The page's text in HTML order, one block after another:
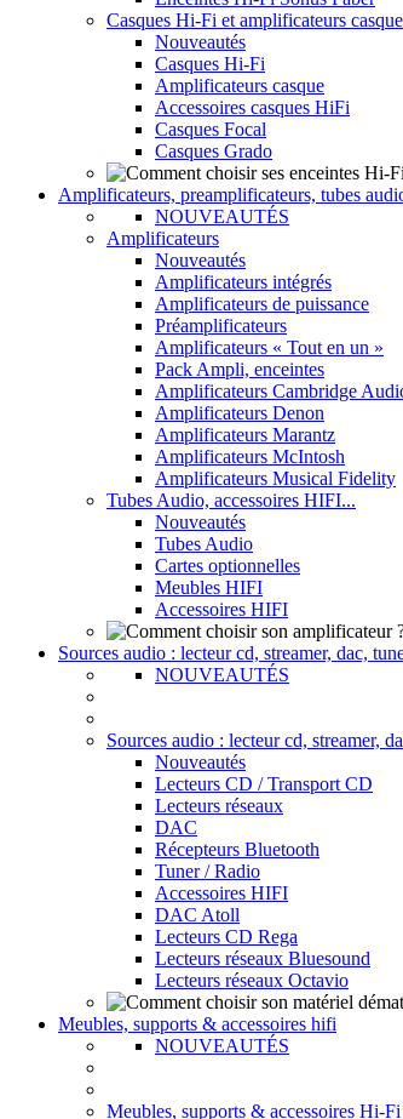
Casques Hi-Fi et amplificateurs casque
Nouveautés
Casques Hi-Fi
Amplificateurs casque
Accessoires casques HiFi
Casques Focal
Casques Grado
Amplificateurs, preamplificateurs, tubes
NOUVEAUTÉS
Amplificateurs
Nouveautés
Amplificateurs intégrés
Amplificateurs de puissance
Préamplificateurs
Amplificateurs « Tout en un »
Pack Ampli, enceintes
Amplificateurs Cambridge
Amplificateurs Denon
Amplificateurs Marantz
Amplificateurs McIntosh
Amplificateurs Musical Fidelity
Tubes Audio, accessoires HIFI...
Nouveautés
Tubes Audio
Cartes optionnelles
Meubles HIFI
Accessoires HIFI
Sources audio : lecteur cd, streamer, dac,
NOUVEAUTÉS
Sources audio : lecteur cd, streamer,
Nouveautés
Lecteurs CD / Transport CD
Lecteurs réseaux
DAC
Récepteurs Bluetooth
Tuner / Radio
Accessoires HIFI
DAC Atoll
Lecteurs CD Rega
Lecteurs réseaux Bluesound
Lecteurs réseaux Octavio
Meubles, supports & accessoires hifi
NOUVEAUTÉS
Meubles, supports & accessoires Hi-Fi